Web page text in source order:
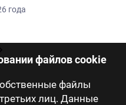
файлов cookie
файлы
лиц. Данные
года